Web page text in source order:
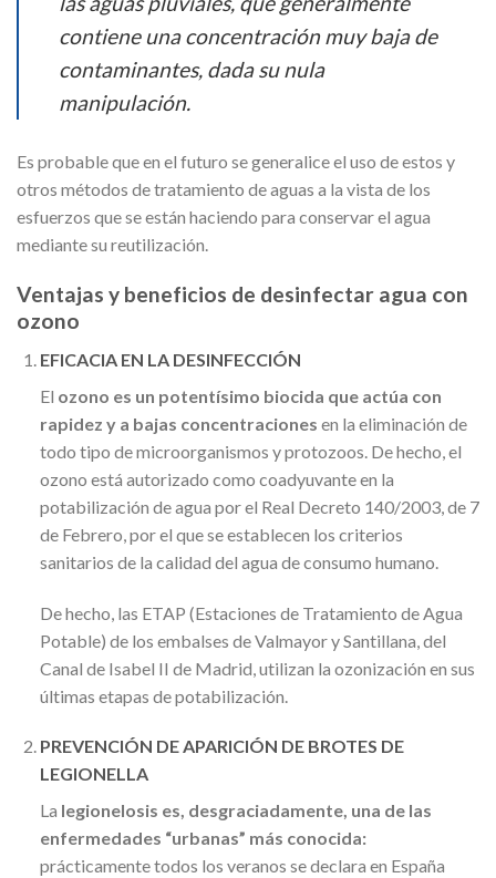
contiene una concentración muy baja de
contaminantes, dada su nula
manipulación.
Es probable que en el futuro se generalice el uso de estos y
otros métodos de tratamiento de aguas a la vista de los
esfuerzos que se están haciendo para conservar el agua
mediante su reutilización.
Ventajas y beneficios de desinfectar agua con
ozono
EFICACIA EN LA DESINFECCIÓN
El ozono es un potentísimo biocida que actúa con
rapidez y a bajas concentraciones en la eliminación de
todo tipo de microorganismos y protozoos. De hecho, el
ozono está autorizado como coadyuvante en la
potabilización de agua por el Real Decreto 140/2003, de 7
de Febrero, por el que se establecen los criterios
sanitarios de la calidad del agua de consumo humano.
De hecho, las ETAP (Estaciones de Tratamiento de Agua
Potable) de los embalses de Valmayor y Santillana, del
Canal de Isabel II de Madrid, utilizan la ozonización en sus
últimas etapas de potabilización.
PREVENCIÓN DE APARICIÓN DE BROTES DE
LEGIONELLA
La legionelosis es, desgraciadamente, una de las
enfermedades “urbanas” más conocida:
prácticamente todos los veranos se declara en España